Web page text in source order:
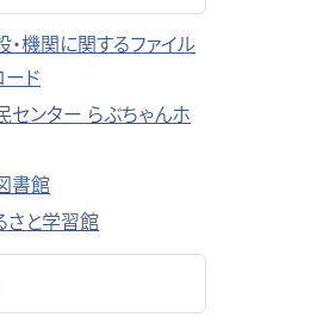
機関に関するファイル
ド
センター らぶちゃんホ
書館
さと学習館